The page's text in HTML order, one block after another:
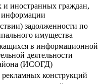
и иностранных граждан,
информации
задолженности по
имущества
в информационной
деятельности
(ИСОГД)
конструкций